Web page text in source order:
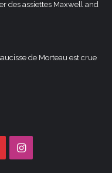
des assiettes Maxwell and
de Morteau est crue
Instagram